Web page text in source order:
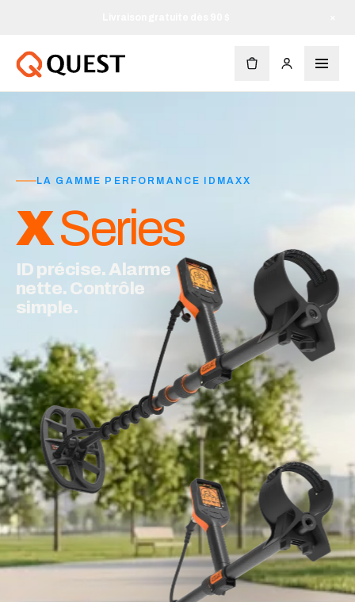
LA GAMME PERFORMANCE IDMAXX
XSeries
ID précise. Alarme
nette. Contrôle
simple.